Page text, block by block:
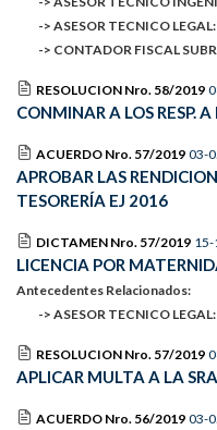
-> ASESOR TECNICO LEGAL:
-> CONTADOR FISCAL
RESOLUCION Nro. 58/2019
CONMINAR A LOS RESP.
ACUERDO Nro. 57/2019 03-
APROBAR LAS
TESORERÍA EJ 2016
DICTAMEN Nro. 57/2019
LICENCIA POR
Antecedentes Relacionados:
-> ASESOR TECNICO LEGAL:
RESOLUCION Nro. 57/2019
APLICAR MULTA A LA
ACUERDO Nro. 56/2019 03-